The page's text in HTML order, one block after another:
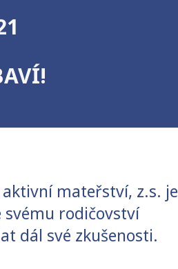
mateřství, z.s. je
svému rodičovství
dál své zkušenosti.